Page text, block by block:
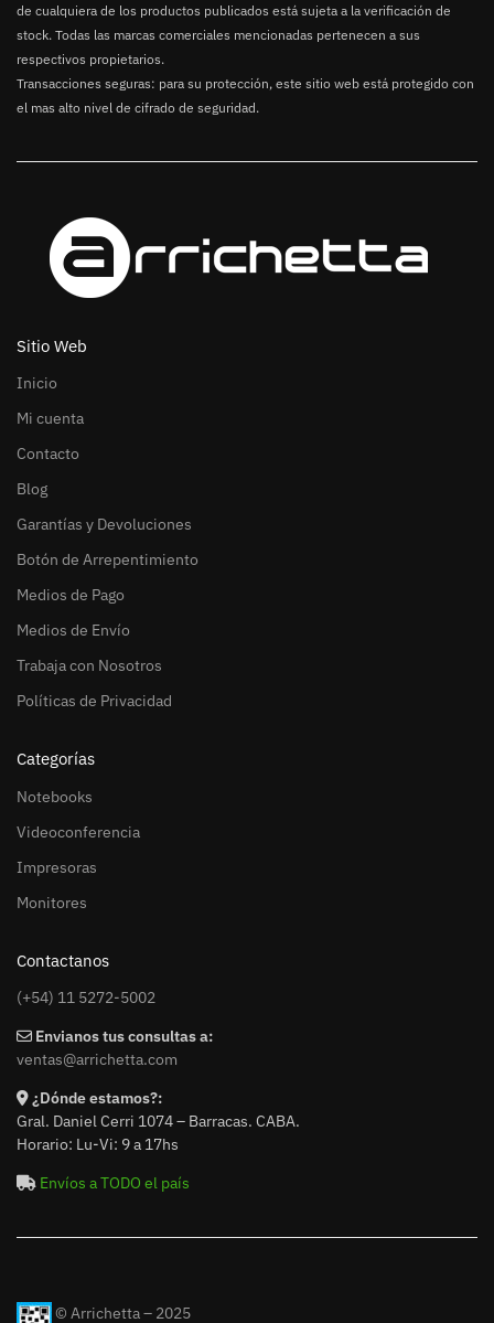
de cualquiera de los productos publicados está sujeta a la verificación de
stock. Todas las marcas comerciales mencionadas pertenecen a sus
respectivos propietarios.
Transacciones seguras: para su protección, este sitio web está protegido con
el mas alto nivel de cifrado de seguridad.
Sitio Web
Inicio
Mi cuenta
Contacto
Blog
Garantías y Devoluciones
Botón de Arrepentimiento
Medios de Pago
Medios de Envío
Trabaja con Nosotros
Políticas de Privacidad
Categorías
Notebooks
Videoconferencia
Impresoras
Monitores
Contactanos
(+54) 11 5272-5002
Envianos tus consultas a:
ventas@arrichetta.com
¿Dónde estamos?:
Gral. Daniel Cerri 1074 – Barracas. CABA.
Horario: Lu-Vi: 9 a 17hs
Envíos a TODO el país
© Arrichetta – 2025